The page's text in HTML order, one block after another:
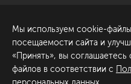
ул. Академика Павлова,
к1
+7 (812) 200-95-55
Мы используем cookie-
посещаемости сайта и
«Принять», вы
файлов в соответствии с